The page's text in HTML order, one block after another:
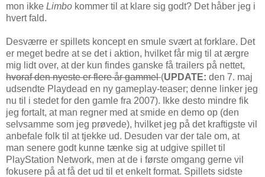
mon ikke Limbo kommer til at klare sig godt? Det håber jeg i
hvert fald.
Desværre er spillets koncept en smule svært at forklare. Det
er meget bedre at se det i aktion, hvilket får mig til at ærgre
mig lidt over, at der kun findes ganske få trailers på nettet,
hvoraf den nyeste er flere år gammel(UPDATE: den 7. maj
udsendte Playdead en ny gameplay-teaser; denne linker jeg
nu til i stedet for den gamle fra 2007). Ikke desto mindre fik
jeg fortalt, at man regner med at smide en demo op (den
selvsamme som jeg prøvede), hvilket jeg på det kraftigste vil
anbefale folk til at tjekke ud. Desuden var der tale om, at
man senere godt kunne tænke sig at udgive spillet til
PlayStation Network, men at de i første omgang gerne vil
fokusere på at få det ud til et enkelt format. Spillets sidste